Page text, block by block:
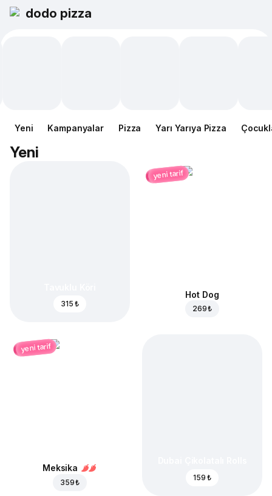
dodo pizza
Yeni Kampanyalar Pizza Yarı Yarıya Pizza
Yeni
315 ₺
yeni tarif
Hot Dog
269 ₺
yeni tarif
Meksika
359 ₺
159 ₺